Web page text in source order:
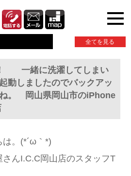
全てを見る
一緒に洗濯してしまい
動しましたのでバックアッ
。 岡山県岡山市のiPhone
。(*´ω｀*)
んI.C.C岡山店のスタッフT